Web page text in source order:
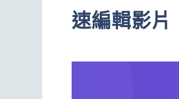
速編輯影片